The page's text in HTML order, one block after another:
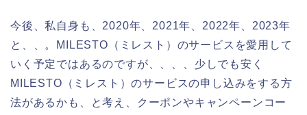
今後、私自身も、2020年、2021年、2022年、2023年
と、、。MILESTO（ミレスト）のサービスを愛用して
いく予定ではあるのですが、、、、少しでも安く
MILESTO（ミレスト）のサービスの申し込みをする方
法があるかも、と考え、クーポンやキャンペーンコー